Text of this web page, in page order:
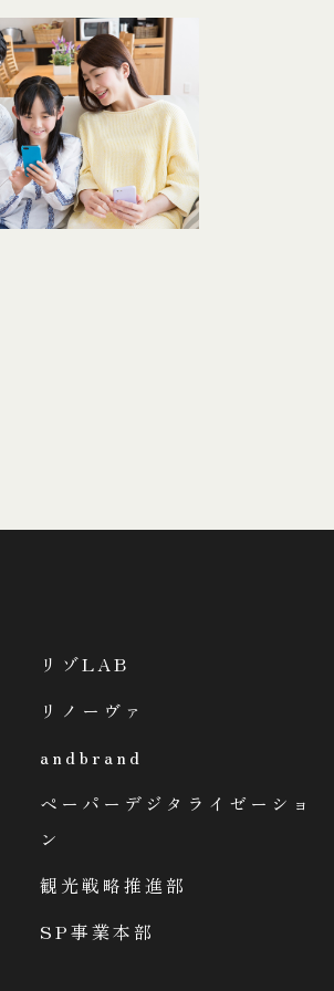
リゾLAB
リノーヴァ
andbrand
ペーパーデジタライゼーショ
ン
観光戦略推進部
SP事業本部